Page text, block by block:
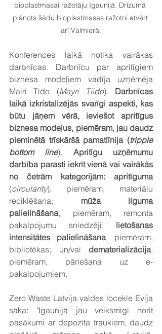
bioplastmasai ražotāju Igaunijā. Drīzumā
plānots šādu bioplastmasas ražotni atvērt
arī Valmierā.
Konferences laikā notika vairākas
darbnīcas. Darbnīcu par apritīgiem
biznesa modeļiem vadīja uzņēmēja
Mairi Tīdo (Mayri Tiido). Darbnīcas
laikā izkristalizējās svarīgi aspekti, kas
būtu jāņem vērā, ieviešot apritīgus
biznesa modeļus, piemēram, jau daudz
pieminētā trīskāršā pamatlīnija (tripple
bottom line). Apritīgu uzņēmumu
darbība parasti iekrīt vienā vai vairākās
no četrām kategorijām: apritīguma
(circularity), piemēram, materiālu
reciklēšana; mūža ilguma
palielināšana, piemēram, remonta
pakalpojumu sniedzēji; lietošanas
intensitātes palielināšana, piemēram,
bibliotēkas; un/vai dematerializācija,
piemēram, pāriešana uz e-
pakalpojumiem.
Zero Waste Latvija valdes locekle Evija
saka: "Igaunijā jau veiksmīgi norit
pasākumi ar depozīta traukiem, daudz